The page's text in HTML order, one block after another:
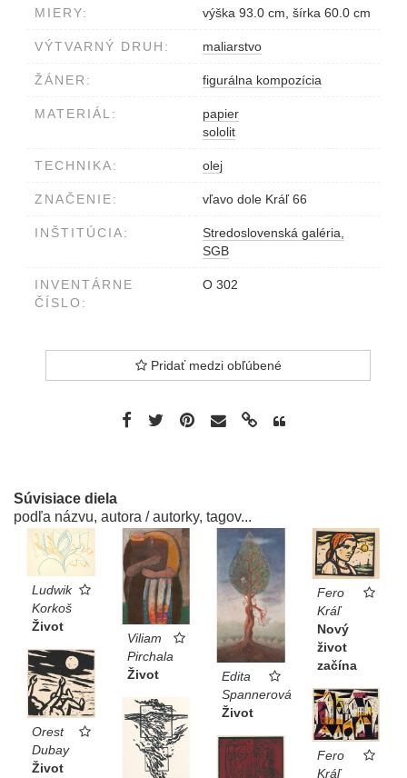
MIERY: výška 93.0 cm, šírka 60.0 cm
VÝTVARNÝ DRUH: maliarstvo
ŽÁNER: figurálna kompozícia
MATERIÁL:
papier
sololit
TECHNIKA: olej
ZNAČENIE: vľavo dole Kráľ 66
INŠTITÚCIA:
Stredoslovenská galéria,
SGB
INVENTÁRNE
ČÍSLO:
O 302
Pridať medzi obľúbené
Súvisiace diela
podľa názvu, autora / autorky, tagov...
Ludwik
Korkoš
Život
Viliam
Pirchala
Život
Edita
Spannerová
Život
Fero
Kráľ
Nový
život
začína
Orest
Dubay
Život
Fero
Kráľ